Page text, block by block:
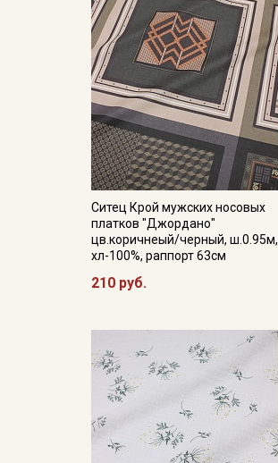
Ситец Крой мужских носовых
платков "Джордано"
цв.коричнеый/черный, ш.0.95м,
хл-100%, раппорт 63см
210 руб.